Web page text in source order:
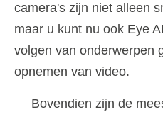
camera's zijn niet alleen
maar u kunt nu ook Eye
volgen van onderwerpen
opnemen van video.
Bovendien zijn de